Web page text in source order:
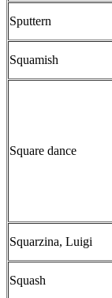
Sputtern
Squamish
Square dance
Squarzina, Luigi
Squash